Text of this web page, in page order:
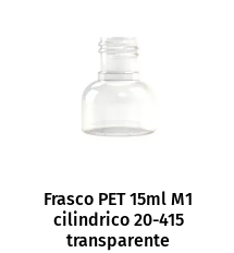
Frasco PET 15ml M1
cilindrico 20-415
transparente